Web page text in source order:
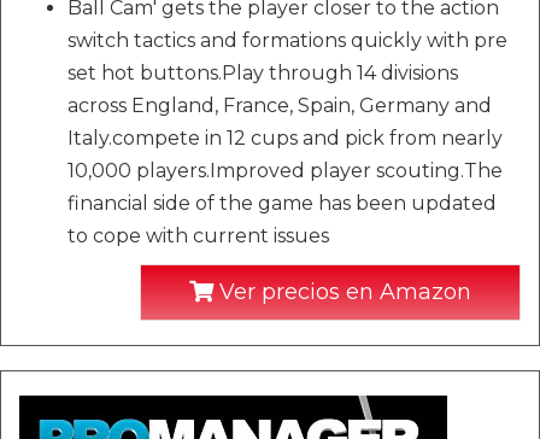
Ball Cam' gets the player closer to the action
switch tactics and formations quickly with pre
set hot buttons.Play through 14 divisions
across England, France, Spain, Germany and
Italy.compete in 12 cups and pick from nearly
10,000 players.Improved player scouting.The
financial side of the game has been updated
to cope with current issues
Ver precios en Amazon